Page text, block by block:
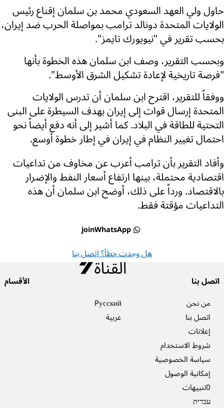
حاول ولي العهد السعودي محمد بن سلمان إقناع رئيس
الولايات المتحدة دونالد ترامب بمواصلة الحرب ضد إيران،
بحسب تقرير في "نيويورك تايمز".
وبحسب التقرير، وصف ابن سلمان هذه الخطوة بأنها
"فرصة تاريخية لإعادة تشكيل الشرق الأوسط".
ووفقاً للتقرير، اقترح ابن سلمان أن تدرس الولايات
المتحدة إرسال قوات إلى إيران بهدف السيطرة على البنى
التحتية للطاقة في البلاد. كما أشير إلى أنه دفع أيضاً نحو
احتمال تغيير النظام في إيران في إطار خطوة أوسع.
وأفاد التقرير بأن ترامب أعرب عن مخاوف من تداعيات
اقتصادية محتملة، بينها ارتفاع أسعار النفط والإضرار
بالاقتصاد. ورداً على ذلك، أوضح ابن سلمان أن هذه
التداعيات مؤقتة فقط.
joinWhatsApp
هل وجدت خطأ؟ اتصل بنا
اتصل بنا
من نحن
اتصل بنا
إعلانات
شروط الاستخدام
سياسة الخصوصية
إمكانية الوصول
0تنبيهات
עברית
Pусский
عربية
الأقسام